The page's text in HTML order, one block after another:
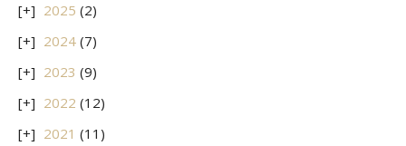
2025 (2)
2024 (7)
2023 (9)
2022 (12)
2021 (11)